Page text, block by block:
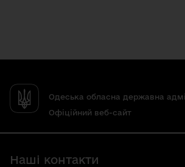
Одеська обласна державна
Офіційний веб-сайт
Наші контакти